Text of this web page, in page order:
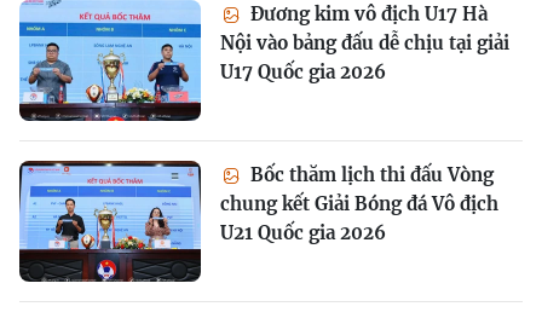
Đương kim vô địch U17 Hà
Nội vào bảng đấu dễ chịu tại giải
U17 Quốc gia 2026
Bốc thăm lịch thi đấu Vòng
chung kết Giải Bóng đá Vô địch
U21 Quốc gia 2026